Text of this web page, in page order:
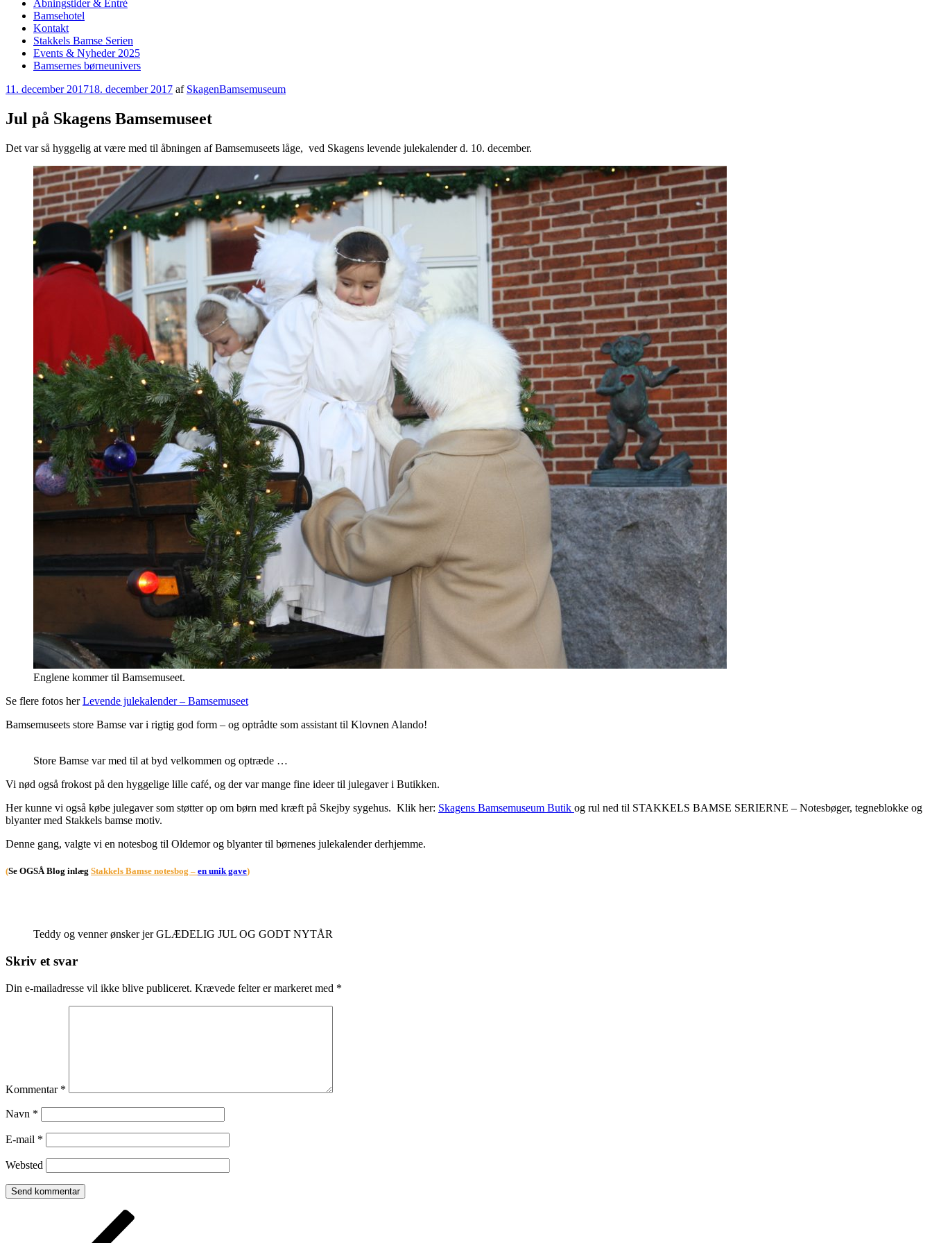
Åbningstider & Entré
Bamsehotel
Kontakt
Stakkels Bamse Serien
Events & Nyheder 2025
Bamsernes børneunivers
Udgivet
11. december 201718. december 2017 af SkagenBamsemuseum
Jul på Skagens Bamsemuseet
Det var så hyggelig at være med til åbningen af Bamsemuseets låge, ved Skagens levende julekalender d. 10. december.
Englene kommer til Bamsemuseet.
Se flere fotos herLevende julekalender – Bamsemuseet
Bamsemuseets store Bamse var i rigtig god form – og optrådte som assistant til Klovnen Alando!
Store Bamse var med til at byd velkommen og optræde …
Vi nød også frokost på den hyggelige lille café, og der var mange fine ideer til julegaver i Butikken.
Her kunne vi også købe julegaver som støtter op om børn med kræft på Skejby sygehus. Klik her: Skagens Bamsemuseum Butik og rul ned til STAKKELS BAMSE SERIERNE – Notesbøger, tegneblokke og
blyanter med Stakkels bamse motiv.
Denne gang, valgte vi en notesbog til Oldemor og blyanter til børnenes julekalender derhjemme.
(Se OGSÅ Blog inlæg Stakkels Bamse notesbog – en unik gave)
Teddy og venner ønsker jer GLÆDELIG JUL OG GODT NYTÅR
Skriv et svar
Din e-mailadresse vil ikke blive publiceret. Krævede felter er markeret med *
Kommentar *
Navn *
E-mail *
Websted
Indlægsnavigation